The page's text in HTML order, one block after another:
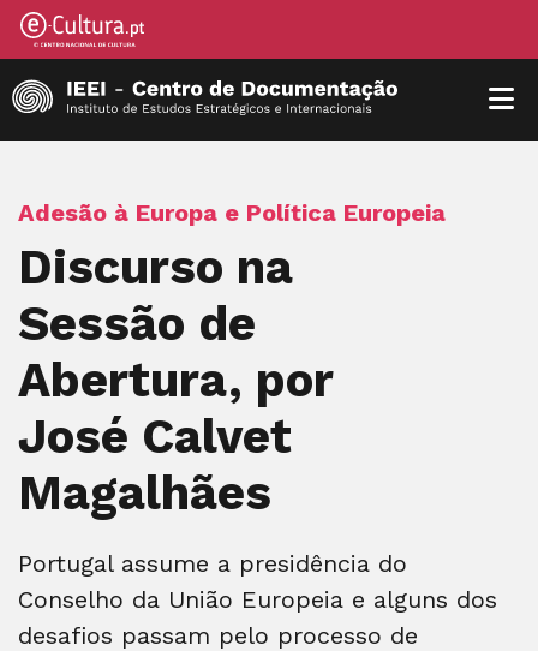
Adesão à Europa e Política Europeia
Discurso na
Sessão de
Abertura, por
José Calvet
Magalhães
Portugal assume a presidência do
Conselho da União Europeia e alguns dos
desafios passam pelo processo de